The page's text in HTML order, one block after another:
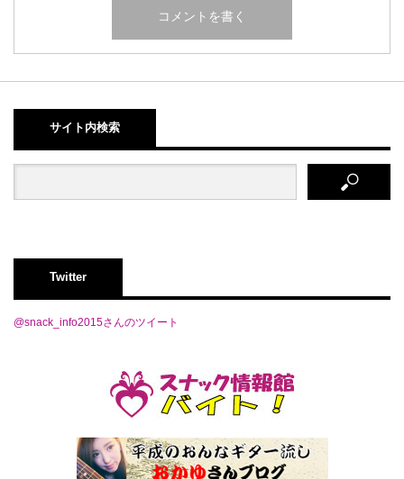
サイト内検索
Twitter
@snack_info2015さんのツイート